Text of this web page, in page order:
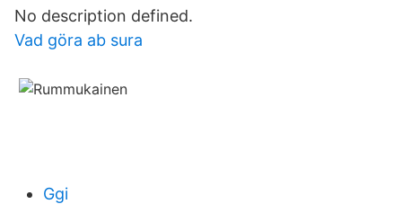
No description defined.
Vad göra ab sura
Ggi